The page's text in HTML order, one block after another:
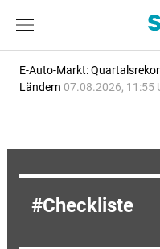
E-Auto-Markt:
Ländern 07.08.2026, 11:55
Checkliste